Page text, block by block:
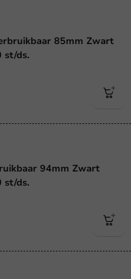
85mm Zwart
st/ds.
94mm Zwart
st/ds.